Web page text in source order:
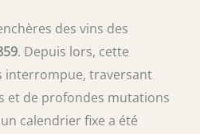
des vins des
. Depuis lors, cette
interrompue, traversant
et de profondes mutations
calendrier fixe a été